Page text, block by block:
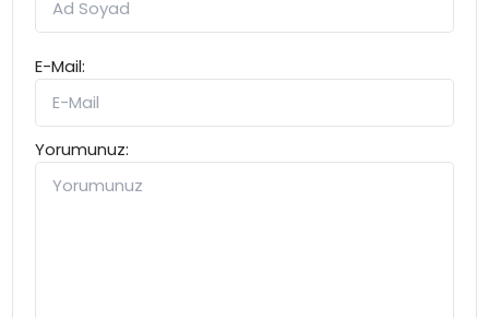
E-Mail:
Yorumunuz: